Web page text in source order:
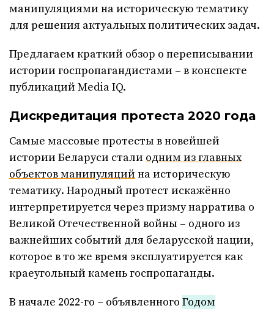
манипуляциями на историческую тематику
для решения актуальных политических задач.
Предлагаем краткий обзор о переписывании
истории госпропагандистами – в конспекте
публикаций Media IQ.
Дискредитация протеста 2020 года
Самые массовые протесты в новейшей
истории Беларуси стали одним из главных
объектов манипуляций на историческую
тематику. Народный протест искажённо
интерпретируется через призму нарратива о
Великой Отечественной войны – одного из
важнейших событий для беларусской нации,
которое в то же время эксплуатируется как
краеугольный камень госпропаганды.
В начале 2022-го – объявленного Годом